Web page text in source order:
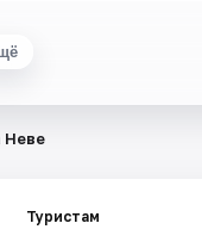
Неве
Туристам